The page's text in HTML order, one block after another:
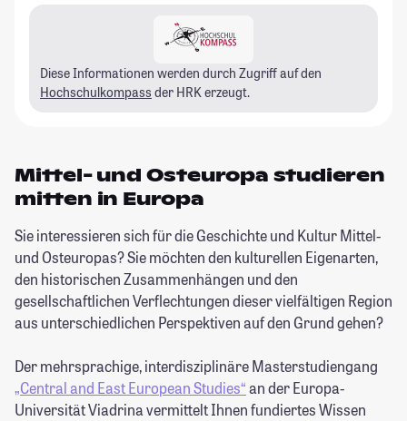
Diese Informationen werden durch Zugriff auf den
Hochschulkompass der HRK erzeugt.
Mittel- und Osteuropa studieren
mitten in Europa
Sie interessieren sich für die Geschichte und Kultur Mittel-
und Osteuropas? Sie möchten den kulturellen Eigenarten,
den historischen Zusammenhängen und den
gesellschaftlichen Verflechtungen dieser vielfältigen Region
aus unterschiedlichen Perspektiven auf den Grund gehen?
Der mehrsprachige, interdisziplinäre Masterstudiengang
„Central and East European Studies“an der Europa-
Universität Viadrina vermittelt Ihnen fundiertes Wissen